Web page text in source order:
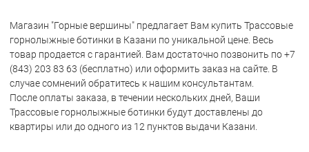
Магазин "Горные вершины" предлагает Вам купить Трассовые
горнолыжные ботинки в Казани по уникальной цене. Весь
товар продается с гарантией. Вам достаточно позвонить по +7
(843) 203 83 63 (бесплатно) или оформить заказ на сайте. В
случае сомнений обратитесь к нашим консультантам.
После оплаты заказа, в течении нескольких дней, Ваши
Трассовые горнолыжные ботинки будут доставлены до
квартиры или до одного из 12 пунктов выдачи Казани.